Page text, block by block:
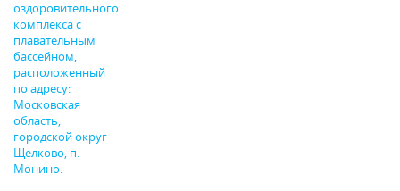
оздоровительного
комплекса с
плавательным
бассейном,
расположенный
по адресу:
Московская
область,
городской округ
Щелково, п.
Монино.